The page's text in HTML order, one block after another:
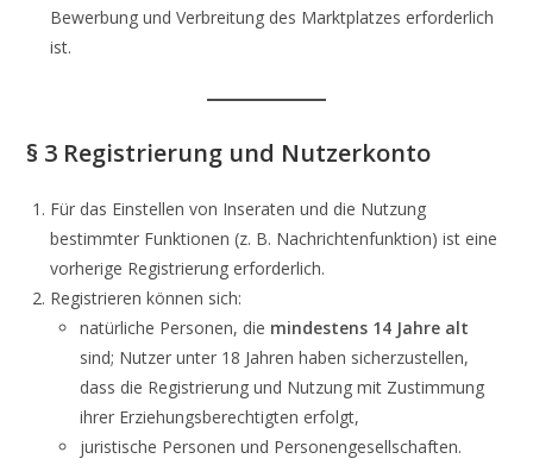
Bewerbung und Verbreitung des Marktplatzes erforderlich
ist.
§ 3 Registrierung und Nutzerkonto
Für das Einstellen von Inseraten und die Nutzung
bestimmter Funktionen (z. B. Nachrichtenfunktion) ist eine
vorherige Registrierung erforderlich.
Registrieren können sich:
natürliche Personen, die mindestens 14 Jahre alt
sind; Nutzer unter 18 Jahren haben sicherzustellen,
dass die Registrierung und Nutzung mit Zustimmung
ihrer Erziehungsberechtigten erfolgt,
juristische Personen und Personengesellschaften.